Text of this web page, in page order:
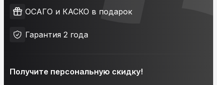
ОСАГО и КАСКО в подарок
Гарантия 2 года
Получите персональную скидку!